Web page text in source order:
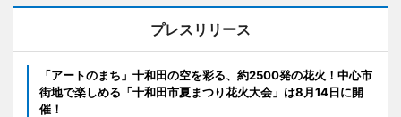
プレスリリース
「アートのまち」十和田の空を彩る、約2500発の花火！中心市
街地で楽しめる「十和田市夏まつり花火大会」は8月14日に開
催！